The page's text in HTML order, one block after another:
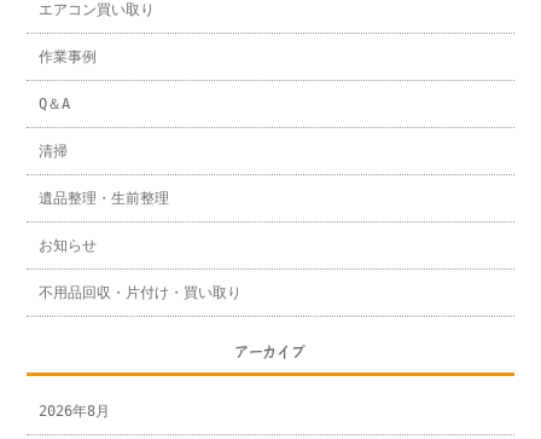
エアコン買い取り
作業事例
Q＆A
清掃
遺品整理・生前整理
お知らせ
不用品回収・片付け・買い取り
アーカイブ
2026年8月